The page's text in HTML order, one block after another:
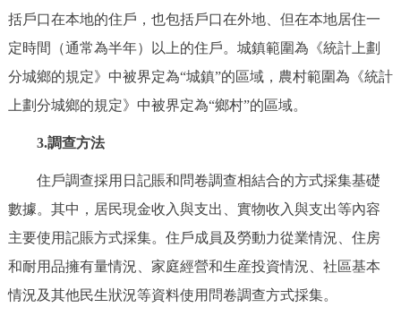
ITALIANO
括戶口在本地的住戶，也包括戶口在外地、但在本地居住一
定時間（通常為半年）以上的住戶。城鎮範圍為《統計上劃
分城鄉的規定》中被界定為“城鎮”的區域，農村範圍為《統計
上劃分城鄉的規定》中被界定為“鄉村”的區域。
3.調查方法
住戶調查採用日記賬和問卷調查相結合的方式採集基礎
數據。其中，居民現金收入與支出、實物收入與支出等內容
主要使用記賬方式採集。住戶成員及勞動力從業情況、住房
和耐用品擁有量情況、家庭經營和生産投資情況、社區基本
情況及其他民生狀況等資料使用問卷調查方式採集。